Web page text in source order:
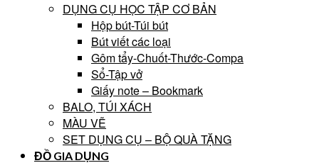
DỤNG CỤ HỌC TẬP CƠ BẢN
Hộp bút-Túi bút
Bút viết các loại
Gôm tẩy-Chuốt-Thước-Compa
Sổ-Tập vở
Giấy note – Bookmark
BALO, TÚI XÁCH
MÀU VẼ
SET DỤNG CỤ – BỘ QUÀ TẶNG
ĐỒ GIA DỤNG